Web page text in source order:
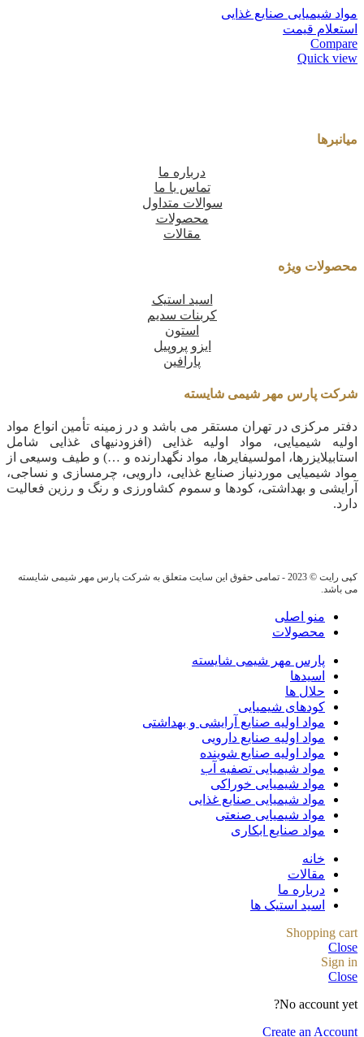
مواد شیمیایی صنایع غذایی
استعلام قیمت
Compare
Quick view
میانبرها
درباره ما
تماس با ما
سوالات متداول
محصولات
مقالات
محصولات ویژه
اسید استیک
کربنات سدیم
استون
ایزو پروپیل
پارافین
شرکت پارس مهر شیمی شایسته
دفتر مرکزی در تهران مستقر می باشد و در زمینه تأمین انواع مواد
اولیه شیمیایی، مواد اولیه غذایی (افزودنیهای غذایی شامل
استابیلایزرها، امولسیفایرها، مواد نگهدارنده و …) و طیف وسیعی از
مواد شیمیایی موردنیاز صنایع غذایی، دارویی، چرمسازی و نساجی،
آرایشی و بهداشتی، کودها و سموم کشاورزی و رنگ و رزین فعالیت
دارد.
کپی رایت © 2023 - تمامی حقوق این سایت متعلق به شرکت پارس مهر شیمی شایسته
می باشد.
منو اصلی
محصولات
پارس مهر شیمی شایسته
اسیدها
حلال ها
کودهای شیمیایی
مواد اولیه صنایع آرایشی و بهداشتی
مواد اولیه صنایع دارویی
مواد اولیه صنایع شوینده
مواد شیمیایی تصفیه آب
مواد شیمیایی خوراکی
مواد شیمیایی صنایع غذایی
مواد شیمیایی صنعتی
مواد صنایع ابکاری
خانه
مقالات
درباره ما
اسید استیک ها
Shopping cart
Close
Sign in
Close
No account yet?
Create an Account